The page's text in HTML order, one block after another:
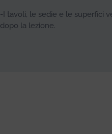
-I tavoli, le sedie e le superfici
dopo la lezione.